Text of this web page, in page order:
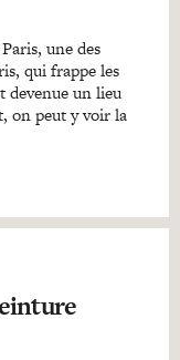
une des
qui frappe les
devenue un lieu
on peut y voir la